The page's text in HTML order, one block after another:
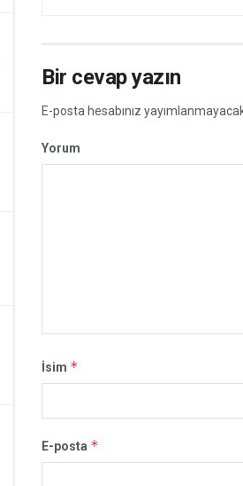
Bir cevap yazın
E-posta hesabınız
Yorum
İsim *
E-posta *